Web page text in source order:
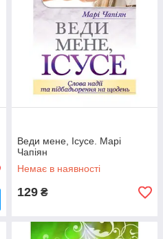
Веди мене, Ісусе. Марі
Чапіян
Немає в наявності
129 ₴